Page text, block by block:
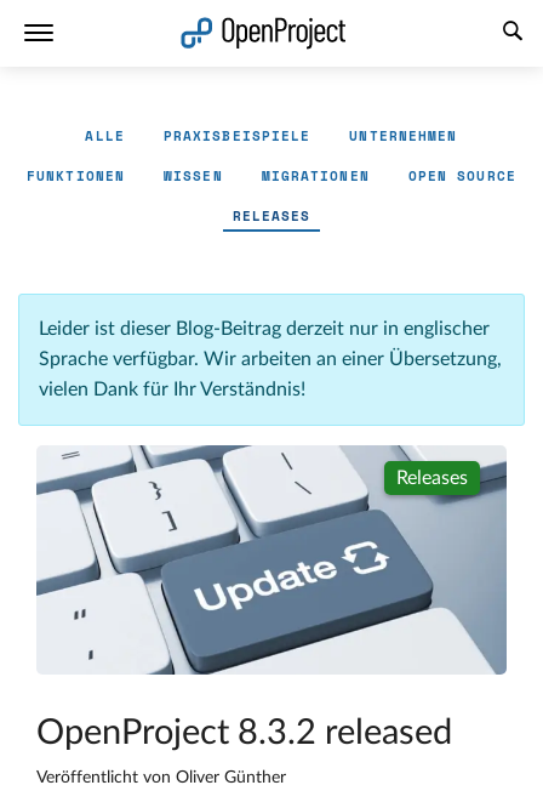
ALLE PRAXISBEISPIELE UNTERNEHMEN
FUNKTIONEN WISSEN MIGRATIONEN OPEN SOURCE
RELEASES
Leider ist dieser Blog-Beitrag derzeit nur in englischer
Sprache verfügbar. Wir arbeiten an einer Übersetzung,
vielen Dank für Ihr Verständnis!
Releases
OpenProject 8.3.2 released
Veröffentlicht von Oliver Günther
Link in neuem Tab öffnen